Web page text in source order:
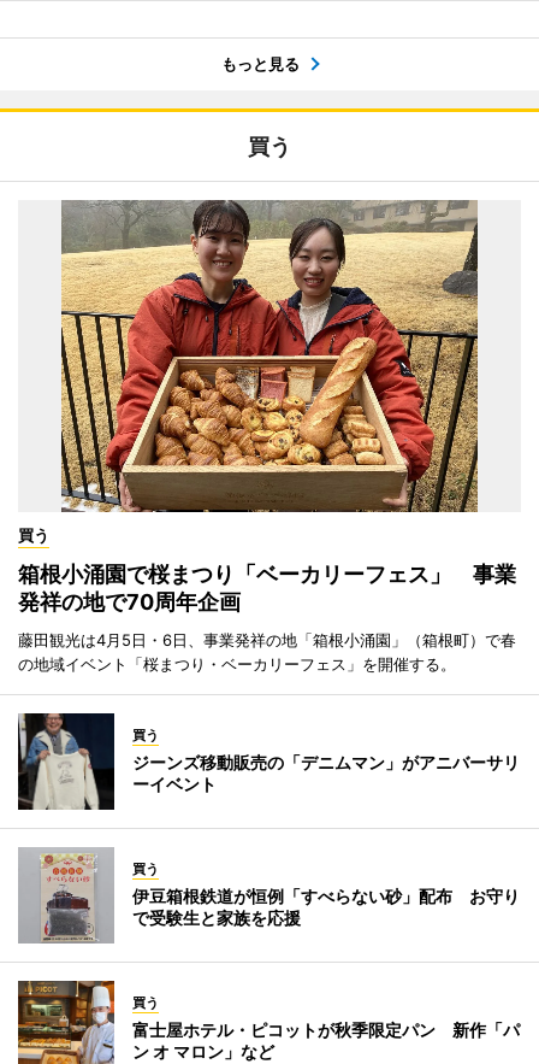
もっと見る
買う
買う
箱根小涌園で桜まつり「ベーカリーフェス」 事業
発祥の地で70周年企画
藤田観光は4月5日・6日、事業発祥の地「箱根小涌園」（箱根町）で春
の地域イベント「桜まつり・ベーカリーフェス」を開催する。
買う
ジーンズ移動販売の「デニムマン」がアニバーサリ
ーイベント
買う
伊豆箱根鉄道が恒例「すべらない砂」配布 お守り
で受験生と家族を応援
買う
富士屋ホテル・ピコットが秋季限定パン 新作「パ
ン オ マロン」など